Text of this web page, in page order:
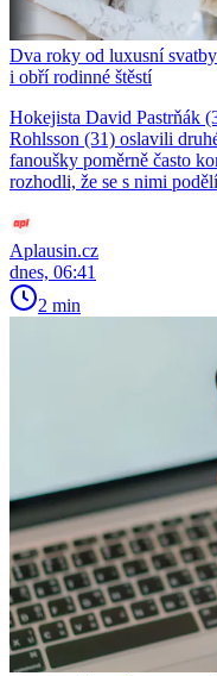
Dva roky od luxusní
i obří rodinné štěstí
Hokejista David Pastrňák
Rohlsson (31) oslavili
fanoušky poměrně často
rozhodli, že se s nimi
Aplausin.cz
dnes, 06:41
2 min